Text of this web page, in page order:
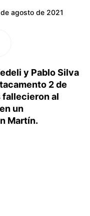
agosto de 2021
y Pablo Silva
2 de
fallecieron al
un
Martín.